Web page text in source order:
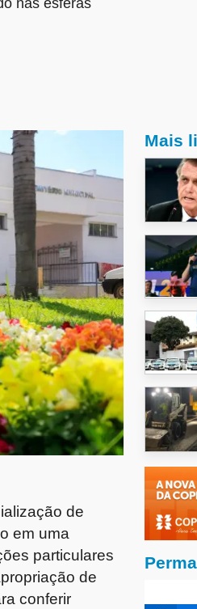
nas esferas
de
em uma
particulares
de
conferir
Mais